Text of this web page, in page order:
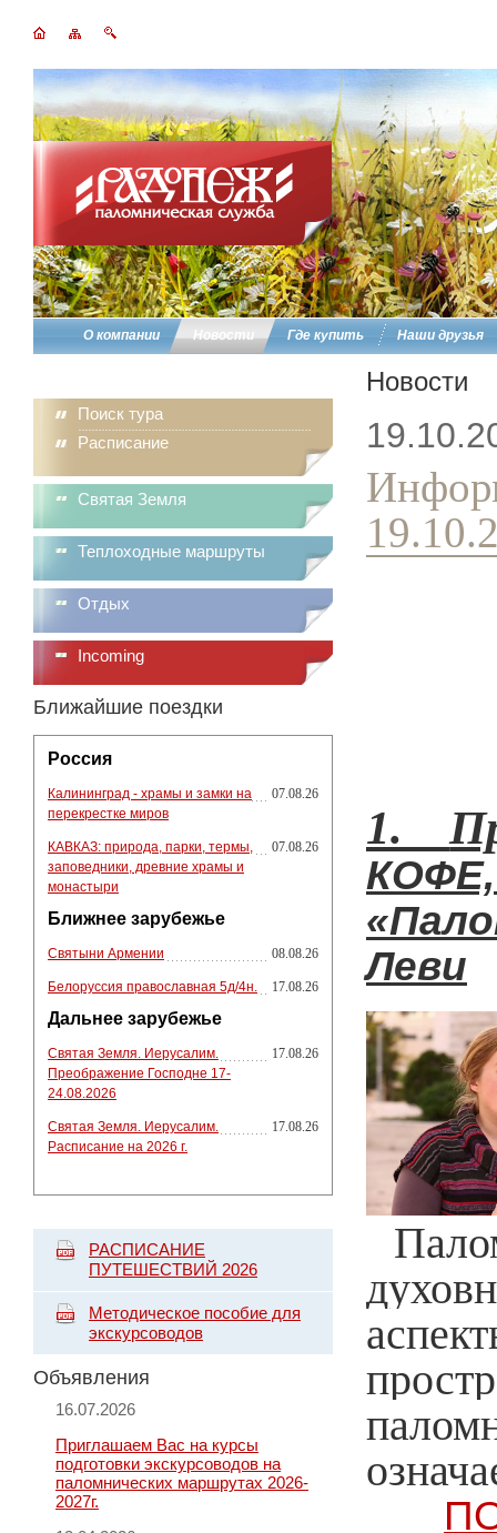
О компании Новости Где купить Наши друзья
Поиск тура
Расписание
Святая Земля
Теплоходные маршруты
Отдых
Incoming
Ближайшие поездки
Россия
Калининград - храмы и замки на
перекрестке миров
07.08.26
КАВКАЗ: природа, парки, термы,
заповедники, древние храмы и
монастыри
07.08.26
Ближнее зарубежье
Святыни Армении 08.08.26
Белоруссия православная 5д/4н. 17.08.26
Дальнее зарубежье
Святая Земля. Иерусалим.
Преображение Господне 17-
24.08.2026
17.08.26
Святая Земля. Иерусалим.
Расписание на 2026 г.
17.08.26
РАСПИСАНИЕ
ПУТЕШЕСТВИЙ 2026
Методическое пособие для
экскурсоводов
Объявления
16.07.2026
Приглашаем Вас на курсы
подготовки экскурсоводов на
паломнических маршрутах 2026-
2027г.
Новости
1.
Леви